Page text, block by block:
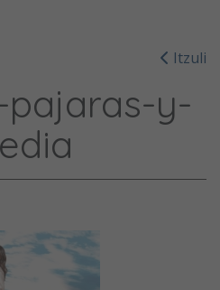
Itzuli
pajaras-y-